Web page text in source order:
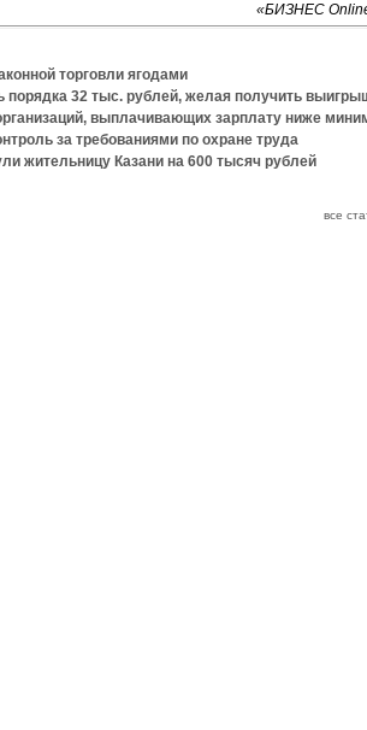
«БИЗНЕС
торговли ягодами
32 тыс. рублей, желая получить
выплачивающих зарплату ниже
за требованиями по охране труда
жительницу Казани на 600 тысяч рублей
все